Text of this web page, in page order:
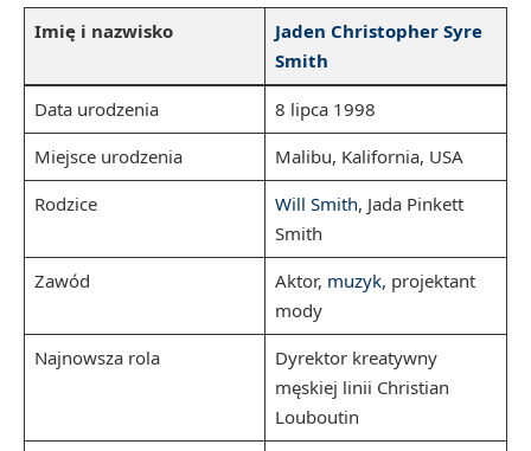
Imię i nazwisko
Jaden Christopher Syre
Smith
Data urodzenia
8 lipca 1998
Miejsce urodzenia
Malibu, Kalifornia, USA
Rodzice
Will Smith, Jada Pinkett
Smith
Zawód
Aktor, muzyk, projektant
mody
Najnowsza rola
Dyrektor kreatywny
męskiej linii Christian
Louboutin